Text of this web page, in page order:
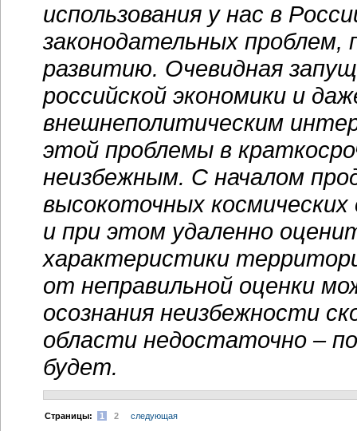
использования у нас в
законодательных
развитию. Очевидная
российской экономики и
внешнеполитическим
этой проблемы в
неизбежным. С началом
высокоточных
и при этом удаленно
характеристики
от неправильной оценки
осознания неизбежности
области недостаточно –
будет.
Cтраницы: 1 2 следующая